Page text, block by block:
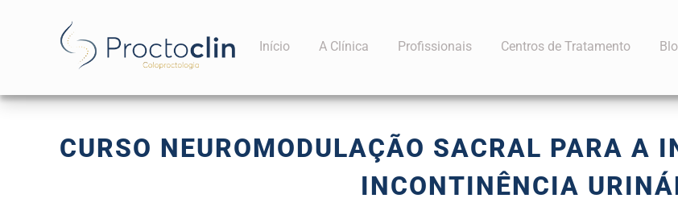
Início A Clínica Profissionais Centros de Tratamento
CURSO NEUROMODULAÇÃO SACRAL PARA A
INCONTINÊNCIA